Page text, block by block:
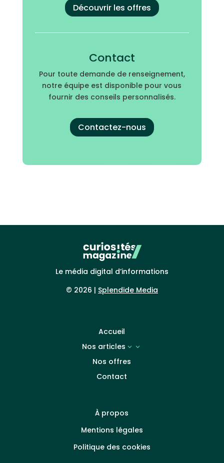
Découvrir les offres
Contact
Pour toute demande de renseignement,
notre équipe est disponible pour vous
fournir des conseils personnalisés.
Contactez-nous
Le média digital d’informations
© 2026 | Splendide Media
Accueil
Nos articles
3
Nos offres
Contact
À propos
Mentions légales
Politique des cookies